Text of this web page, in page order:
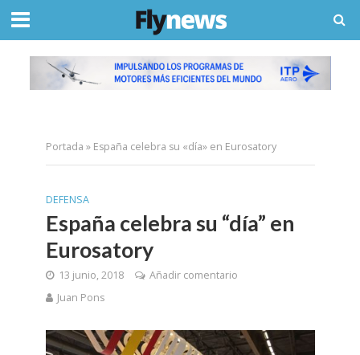
Portada » España celebra su «día» en Eurosatory
DEFENSA
España celebra su “día” en
Eurosatory
13 junio, 2018
Añadir comentario
Juan Pons